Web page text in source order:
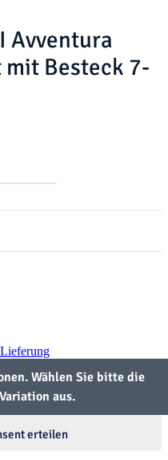
Avventura
Besteck 7-
Wählen Sie bitte die
aus.
erteilen